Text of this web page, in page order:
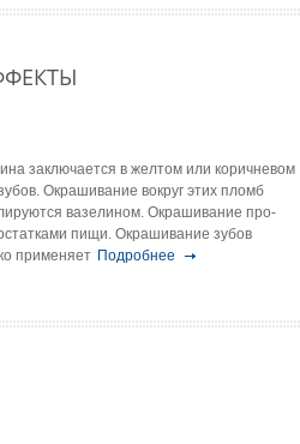
заключается в желтом или коричневом
Окрашивание вокруг этих пломб
вазелином. Окрашивание про­
пищи. Окрашивание зубов
применяет Подробнее